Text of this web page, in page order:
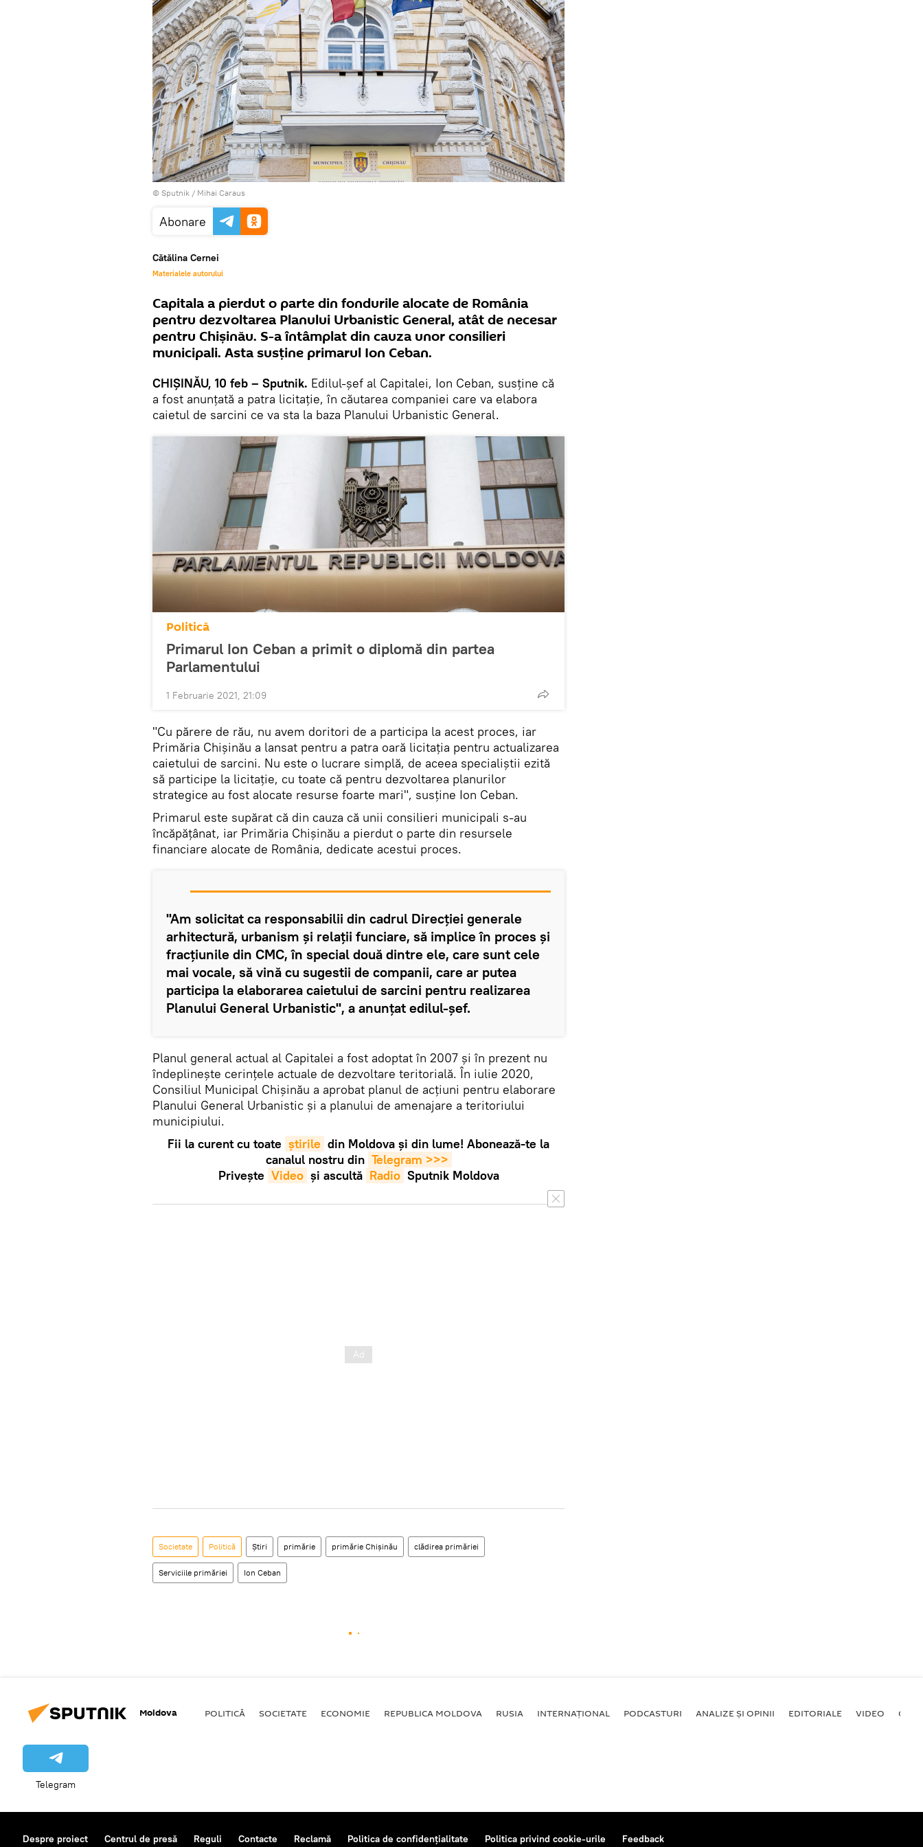
© Sputnik / Mihai Caraus
Abonare
Cătălina Cernei
Materialele autorului
Capitala a pierdut o parte din fondurile alocate de România
pentru dezvoltarea Planului Urbanistic General, atât de necesar
pentru Chișinău. S-a întâmplat din cauza unor consilieri
municipali. Asta susține primarul Ion Ceban.
CHIȘINĂU, 10 feb – Sputnik. Edilul-șef al Capitalei, Ion Ceban, susține că
a fost anunțată a patra licitație, în căutarea companiei care va elabora
caietul de sarcini ce va sta la baza Planului Urbanistic General.
Politică
Primarul Ion Ceban a primit o diplomă din partea
Parlamentului
1 Februarie 2021, 21:09
"Cu părere de rău, nu avem doritori de a participa la acest proces, iar
Primăria Chişinău a lansat pentru a patra oară licitaţia pentru actualizarea
caietului de sarcini. Nu este o lucrare simplă, de aceea specialiștii ezită
să participe la licitație, cu toate că pentru dezvoltarea planurilor
strategice au fost alocate resurse foarte mari", susține Ion Ceban.
Primarul este supărat că din cauza că unii consilieri municipali s-au
încăpățânat, iar Primăria Chișinău a pierdut o parte din resursele
financiare alocate de România, dedicate acestui proces.
"Am solicitat ca responsabilii din cadrul Direcţiei generale
arhitectură, urbanism şi relaţii funciare, să implice în proces şi
fracțiunile din CMC, în special două dintre ele, care sunt cele
mai vocale, să vină cu sugestii de companii, care ar putea
participa la elaborarea caietului de sarcini pentru realizarea
Planului General Urbanistic", a anunțat edilul-șef.
Planul general actual al Capitalei a fost adoptat în 2007 și în prezent nu
îndeplinește cerințele actuale de dezvoltare teritorială. În iulie 2020,
Consiliul Municipal Chișinău a aprobat planul de acțiuni pentru elaborare
Planului General Urbanistic și a planului de amenajare a teritoriului
municipiului.
Fii la curent cu toate știrile din Moldova și din lume! Abonează-te la
canalul nostru din Telegram >>>
Privește Video și ascultă Radio Sputnik Moldova
Societate Politică Știri primărie primărie Chişinău clădirea primăriei
Serviciile primăriei Ion Ceban
Moldova POLITICĂ SOCIETATE ECONOMIE REPUBLICA MOLDOVA RUSIA INTERNAȚIONAL PODCASTURI ANALIZE ȘI OPINII EDITORIALE VIDEO
Telegram
Despre proiect Centrul de presă Reguli Contacte Reclamă Politica de confidențialitate Politica privind cookie-urile Feedback